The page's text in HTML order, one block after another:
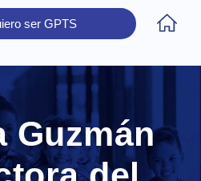
ser GPTS
Guzmán